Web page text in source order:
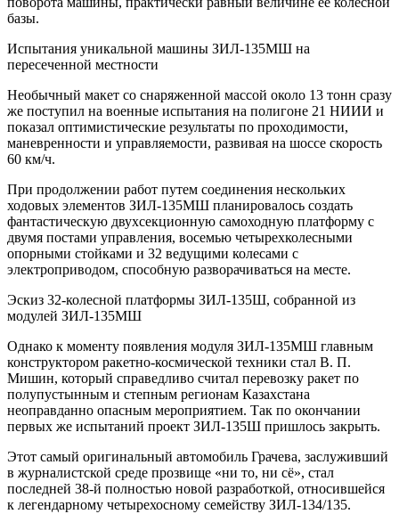
базы.
Испытания уникальной машины ЗИЛ-135МШ на
пересеченной местности
Необычный макет со снаряженной массой около 13 тонн сразу
же поступил на военные испытания на полигоне 21 НИИИ и
показал оптимистические результаты по проходимости,
маневренности и управляемости, развивая на шоссе скорость
60 км/ч.
При продолжении работ путем соединения нескольких
ходовых элементов ЗИЛ-135МШ планировалось создать
фантастическую двухсекционную самоходную платформу с
двумя постами управления, восемью четырехколесными
опорными стойками и 32 ведущими колесами с
электроприводом, способную разворачиваться на месте.
Эскиз 32-колесной платформы ЗИЛ-135Ш, собранной из
модулей ЗИЛ-135МШ
Однако к моменту появления модуля ЗИЛ-135МШ главным
конструктором ракетно-космической техники стал В. П.
Мишин, который справедливо считал перевозку ракет по
полупустынным и степным регионам Казахстана
неоправданно опасным мероприятием. Так по окончании
первых же испытаний проект ЗИЛ-135Ш пришлось закрыть.
Этот самый оригинальный автомобиль Грачева, заслуживший
в журналистской среде прозвище «ни то, ни сё», стал
последней 38-й полностью новой разработкой, относившейся
к легендарному четырехосному семейству ЗИЛ-134/135.